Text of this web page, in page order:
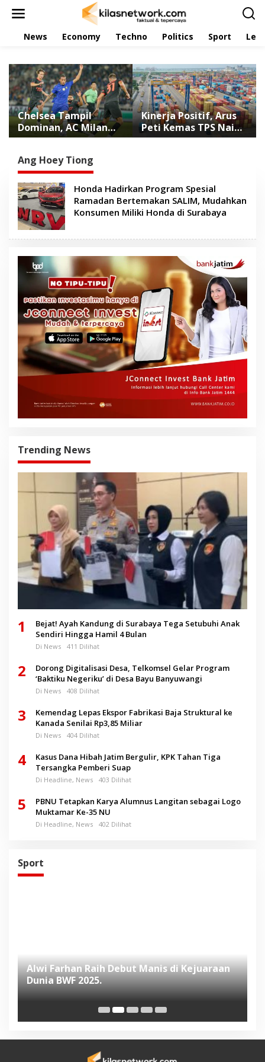
News Economy Techno Politics Sport
Chelsea Tampil
Dominan, AC Milan
Dihajar 3-0 di
2026
Kinerja Positif, Arus
Peti Kemas TPS Naik
11,79 Persen di Juli
Ang Hoey Tiong
Honda Hadirkan Program Spesial
Ramadan Bertemakan SALIM, Mudahkan
Konsumen Miliki Honda di Surabaya
Trending News
1
Bejat! Ayah Kandung di Surabaya Tega Setubuhi Anak
Sendiri Hingga Hamil 4 Bulan
Di News 411 Dilihat
2
Dorong Digitalisasi Desa, Telkomsel Gelar Program
‘Baktiku Negeriku’ di Desa Bayu Banyuwangi
Di News 408 Dilihat
3
Kemendag Lepas Ekspor Fabrikasi Baja Struktural ke
Kanada Senilai Rp3,85 Miliar
Di News 404 Dilihat
4
Kasus Dana Hibah Jatim Bergulir, KPK Tahan Tiga
Tersangka Pemberi Suap
Di Headline, News 403 Dilihat
5
PBNU Tetapkan Karya Alumnus Langitan sebagai Logo
Muktamar Ke-35 NU
Di Headline, News 402 Dilihat
Sport
Alwi Farhan Raih Debut Manis di Kejuaraan
Dunia BWF 2025.